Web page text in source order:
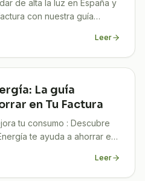
de alta la luz en España y
con nuestra guía
Leer
La guía
en Tu Factura
tu consumo : Descubre
te ayuda a ahorrar en
Leer